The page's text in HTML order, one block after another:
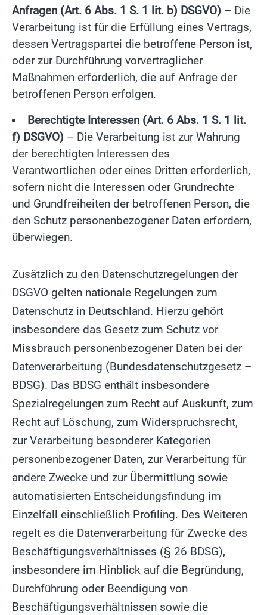
Anfragen (Art. 6 Abs. 1 S. 1 lit. b) DSGVO) – Die
Verarbeitung ist für die Erfüllung eines Vertrags,
dessen Vertragspartei die betroffene Person ist,
oder zur Durchführung vorvertraglicher
Maßnahmen erforderlich, die auf Anfrage der
betroffenen Person erfolgen.
Berechtigte Interessen (Art. 6 Abs. 1 S. 1 lit.
f) DSGVO) – Die Verarbeitung ist zur Wahrung
der berechtigten Interessen des
Verantwortlichen oder eines Dritten erforderlich,
sofern nicht die Interessen oder Grundrechte
und Grundfreiheiten der betroffenen Person, die
den Schutz personenbezogener Daten erfordern,
überwiegen.
Zusätzlich zu den Datenschutzregelungen der
DSGVO gelten nationale Regelungen zum
Datenschutz in Deutschland. Hierzu gehört
insbesondere das Gesetz zum Schutz vor
Missbrauch personenbezogener Daten bei der
Datenverarbeitung (Bundesdatenschutzgesetz –
BDSG). Das BDSG enthält insbesondere
Spezialregelungen zum Recht auf Auskunft, zum
Recht auf Löschung, zum Widerspruchsrecht,
zur Verarbeitung besonderer Kategorien
personenbezogener Daten, zur Verarbeitung für
andere Zwecke und zur Übermittlung sowie
automatisierten Entscheidungsfindung im
Einzelfall einschließlich Profiling. Des Weiteren
regelt es die Datenverarbeitung für Zwecke des
Beschäftigungsverhältnisses (§ 26 BDSG),
insbesondere im Hinblick auf die Begründung,
Durchführung oder Beendigung von
Beschäftigungsverhältnissen sowie die